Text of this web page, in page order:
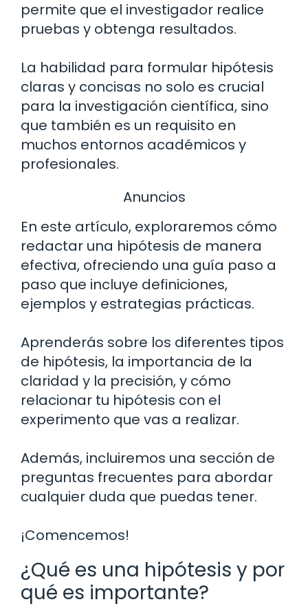
permite que el investigador realice
pruebas y obtenga resultados.
La habilidad para formular hipótesis
claras y concisas no solo es crucial
para la investigación científica, sino
que también es un requisito en
muchos entornos académicos y
profesionales.
Anuncios
En este artículo, exploraremos cómo
redactar una hipótesis de manera
efectiva, ofreciendo una guía paso a
paso que incluye definiciones,
ejemplos y estrategias prácticas.
Aprenderás sobre los diferentes tipos
de hipótesis, la importancia de la
claridad y la precisión, y cómo
relacionar tu hipótesis con el
experimento que vas a realizar.
Además, incluiremos una sección de
preguntas frecuentes para abordar
cualquier duda que puedas tener.
¡Comencemos!
¿Qué es una hipótesis y por
qué es importante?